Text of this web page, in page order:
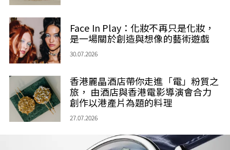
Face In Play：化妝不再只是化妝，
是一場關於創造與想像的藝術遊戲
30.07.2026
香港麗晶酒店帶你走進「電」粉質之
旅， 由酒店與香港電影導演會合力
創作以港產片為題的料理
27.07.2026